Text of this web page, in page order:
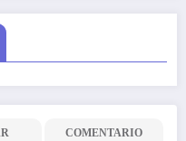
COMENTARIO